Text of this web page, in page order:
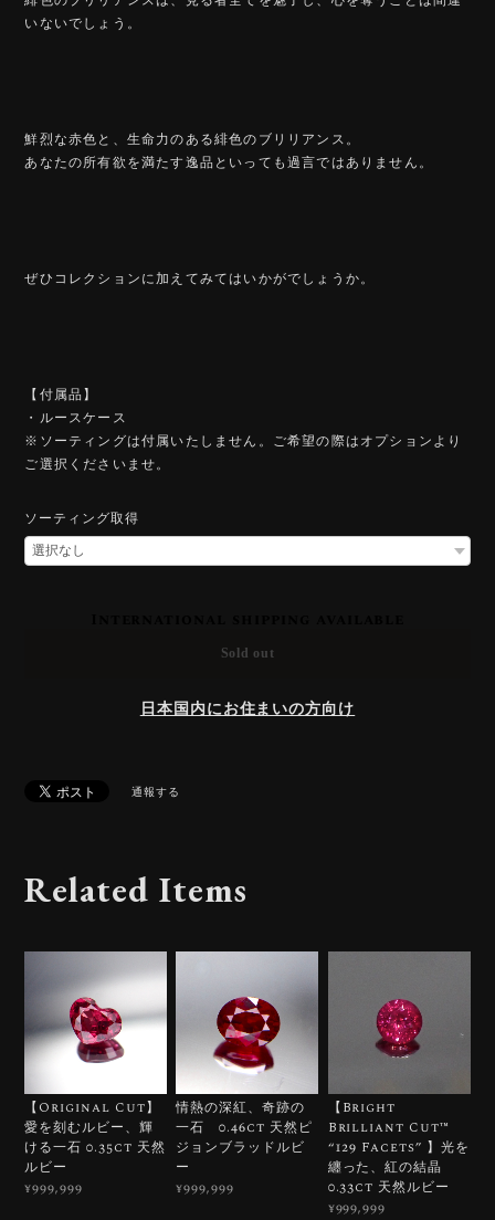
いないでしょう。
鮮烈な赤色と、生命力のある緋色のブリリアンス。
あなたの所有欲を満たす逸品といっても過言ではありません。
ぜひコレクションに加えてみてはいかがでしょうか。
【付属品】
・ルースケース
※ソーティングは付属いたしません。ご希望の際はオプションより
ご選択くださいませ。
ソーティング取得
Sold out
日本国内にお住まいの方向け
通報する
Related Items
【Original Cut】
愛を刻むルビー、輝
ける一石 0.35ct 天然
ルビー
¥999,999
情熱の深紅、奇跡の
一石 0.46ct 天然ピ
ジョンブラッドルビ
ー
¥999,999
【Bright
Brilliant Cut™️
“129 Facets” 】光を
纏った、紅の結晶
0.33ct 天然ルビー
¥999,999